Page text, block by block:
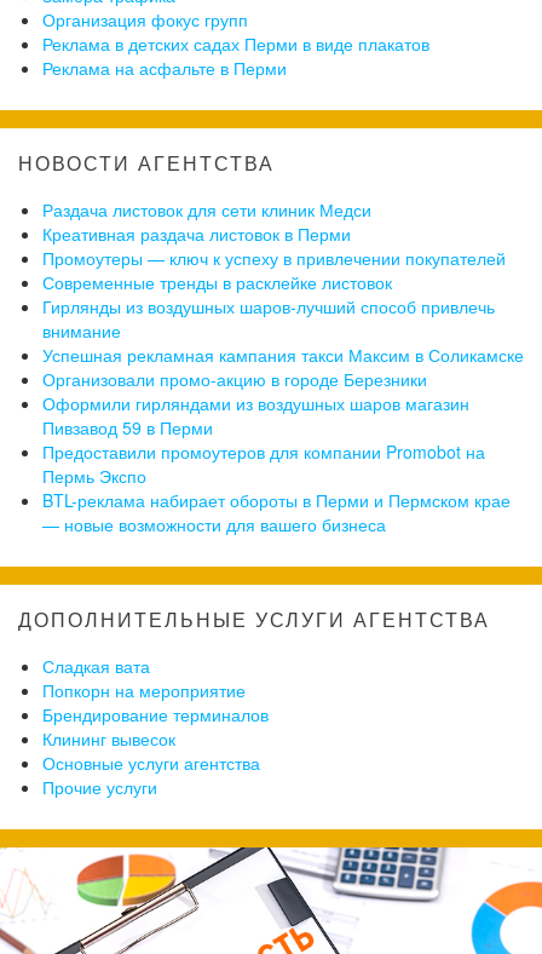
Организация фокус групп
Реклама в детских садах Перми в виде плакатов
Реклама на асфальте в Перми
НОВОСТИ АГЕНТСТВА
Раздача листовок для сети клиник Медси
Креативная раздача листовок в Перми
Промоутеры — ключ к успеху в привлечении покупателей
Современные тренды в расклейке листовок
Гирлянды из воздушных шаров-лучший способ привлечь
внимание
Успешная рекламная кампания такси Максим в Соликамске
Организовали промо-акцию в городе Березники
Оформили гирляндами из воздушных шаров магазин
Пивзавод 59 в Перми
Предоставили промоутеров для компании Promobot на
Пермь Экспо
BTL-реклама набирает обороты в Перми и Пермском крае
— новые возможности для вашего бизнеса
ДОПОЛНИТЕЛЬНЫЕ УСЛУГИ АГЕНТСТВА
Сладкая вата
Попкорн на мероприятие
Брендирование терминалов
Клининг вывесок
Основные услуги агентства
Прочие услуги